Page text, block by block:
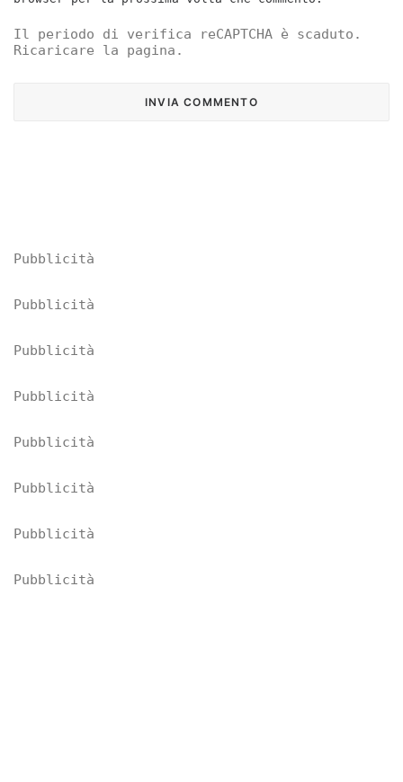
Il periodo di verifica reCAPTCHA è scaduto.
Ricaricare la pagina.
Pubblicità
Pubblicità
Pubblicità
Pubblicità
Pubblicità
Pubblicità
Pubblicità
Pubblicità